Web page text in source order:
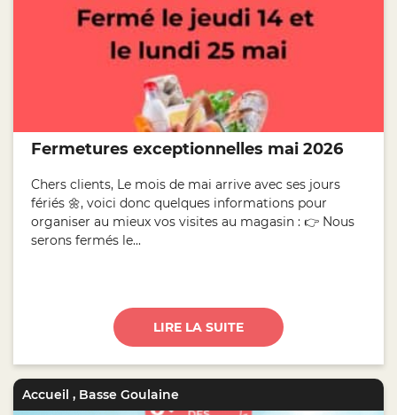
Fermetures exceptionnelles mai 2026
Chers clients, Le mois de mai arrive avec ses jours
fériés 🌼, voici donc quelques informations pour
organiser au mieux vos visites au magasin : 👉 Nous
serons fermés le...
LIRE LA SUITE
Accueil , Basse Goulaine